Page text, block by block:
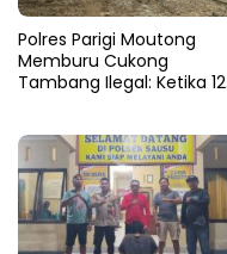
Polres Parigi Moutong
Memburu Cukong
Tambang Ilegal: Ketika 12